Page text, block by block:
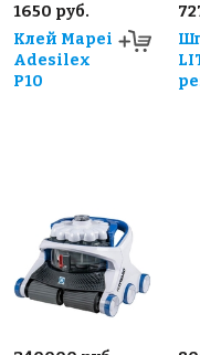
1650 руб.
Клей Mapei
Adesilex
P10